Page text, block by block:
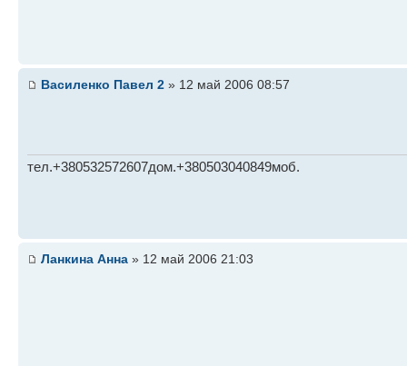
Василенко Павел 2 » 12 май 2006 08:57
тел.+380532572607дом.+380503040849моб.
Ланкина Анна » 12 май 2006 21:03